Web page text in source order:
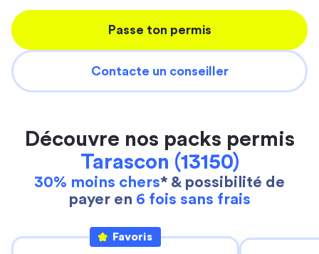
Passe ton permis
Contacte un conseiller
Découvre nos packs permis
Tarascon (13150)
30% moins chers* & possibilité de
payer en 6 fois sans frais
Favoris